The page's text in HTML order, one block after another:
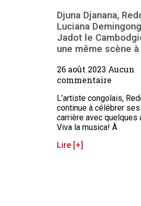
Djuna Djanana,
Luciana
Jadot le
une même scène
26 août 2023 Aucun
commentaire
L’artiste congolais,
continue à célébrer
carrière avec quelques
Viva la musica! À
Lire [+]